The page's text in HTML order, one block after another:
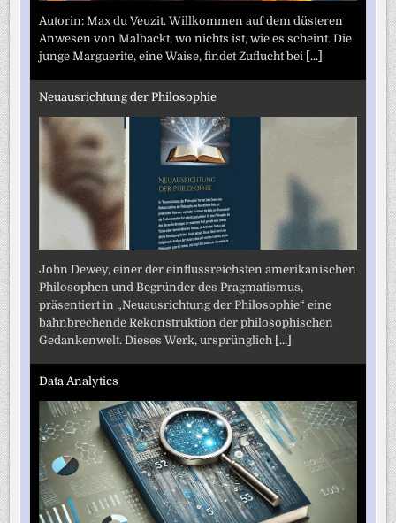
Autorin: Max du Veuzit. Willkommen auf dem düsteren
Anwesen von Malbackt, wo nichts ist, wie es scheint. Die
junge Marguerite, eine Waise, findet Zuflucht bei [...]
Neuausrichtung der Philosophie
John Dewey, einer der einflussreichsten amerikanischen
Philosophen und Begründer des Pragmatismus,
präsentiert in „Neuausrichtung der Philosophie“ eine
bahnbrechende Rekonstruktion der philosophischen
Gedankenwelt. Dieses Werk, ursprünglich [...]
Data Analytics